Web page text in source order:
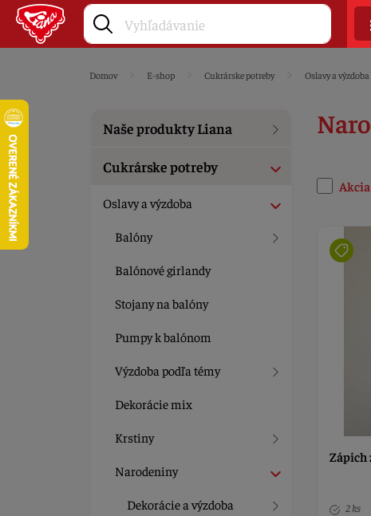
Domov E-shop Cukrárske potreby Oslavy a výzdoba
Akcia
Zápich
2 ks
Naše produkty Liana
Cukrárske potreby
Oslavy a výzdoba
Balóny
Balónové girlandy
Stojany na balóny
Pumpy k balónom
Výzdoba podľa témy
Dekorácie mix
Krstiny
Narodeniny
Dekorácie a výzdoba